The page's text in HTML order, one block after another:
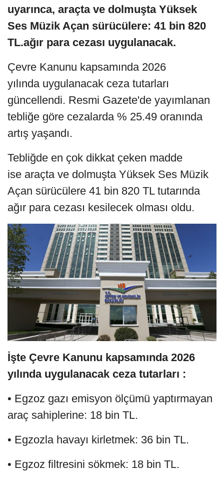
uyarınca, araçta ve dolmuşta Yüksek
Ses Müzik Açan sürücülere: 41 bin 820
TL.ağır para cezası uygulanacak.
Çevre Kanunu kapsamında 2026
yılında uygulanacak ceza tutarları
güncellendi. Resmi Gazete'de yayımlanan
tebliğe göre cezalarda % 25.49 oranında
artış yaşandı.
Tebliğde en çok dikkat çeken madde
ise araçta ve dolmuşta Yüksek Ses Müzik
Açan sürücülere 41 bin 820 TL tutarında
ağır para cezası kesilecek olması oldu.
İşte Çevre Kanunu kapsamında 2026
yılında uygulanacak ceza tutarları :
• Egzoz gazı emisyon ölçümü yaptırmayan
araç sahiplerine: 18 bin TL.
• Egzozla havayı kirletmek: 36 bin TL.
• Egzoz filtresini sökmek: 18 bin TL.